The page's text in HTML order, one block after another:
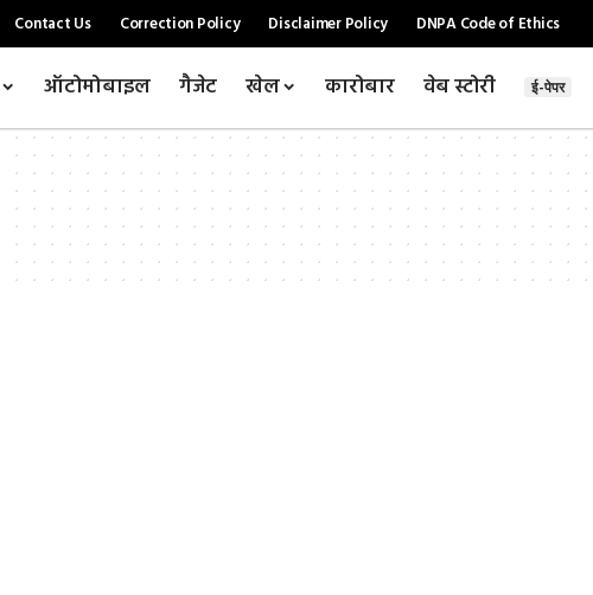
Contact Us Correction Policy Disclaimer Policy DNPA Code of Ethics
ऑटोमोबाइल गैजेट खेल कारोबार वेब स्टोरी ई-पेपर